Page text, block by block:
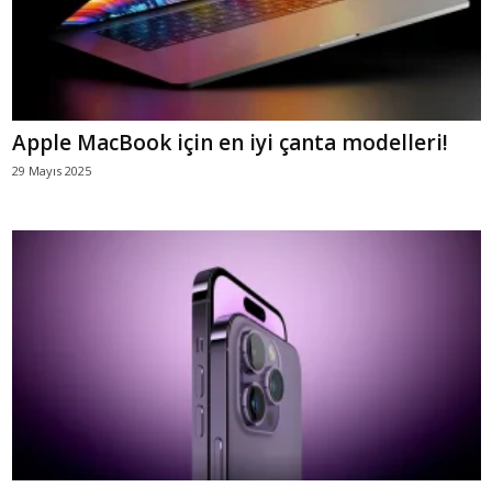
Apple MacBook için en iyi çanta modelleri!
29 Mayıs 2025